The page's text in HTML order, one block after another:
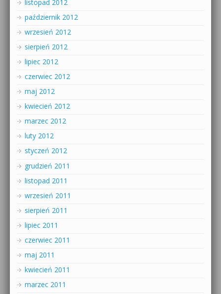
listopad 2012
październik 2012
wrzesień 2012
sierpień 2012
lipiec 2012
czerwiec 2012
maj 2012
kwiecień 2012
marzec 2012
luty 2012
styczeń 2012
grudzień 2011
listopad 2011
wrzesień 2011
sierpień 2011
lipiec 2011
czerwiec 2011
maj 2011
kwiecień 2011
marzec 2011